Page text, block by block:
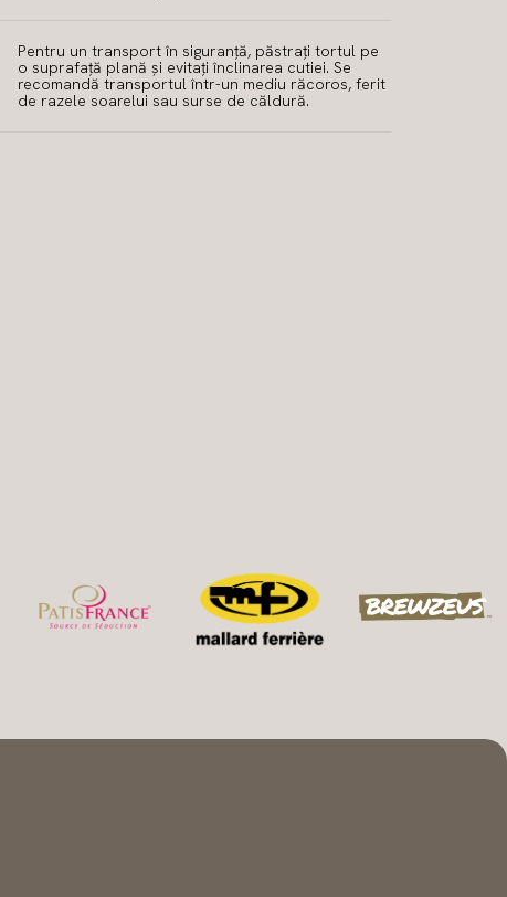
Pentru un transport în siguranță, păstrați tortul pe
o suprafață plană și evitați înclinarea cutiei. Se
recomandă transportul într-un mediu răcoros, ferit
de razele soarelui sau surse de căldură.